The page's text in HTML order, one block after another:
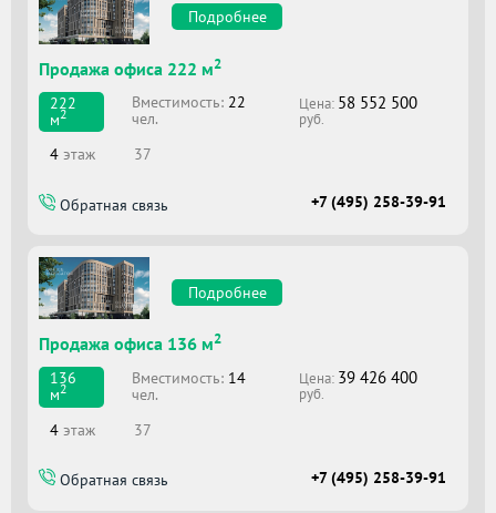
Подробнее
Продажа офиса 222 м2
222
м2
Вместимоcть: 22
чел.
Цена: 58 552 500
руб.
4 этаж 37
Обратная связь +7 (495) 258-39-91
Подробнее
Продажа офиса 136 м2
136
м2
Вместимоcть: 14
чел.
Цена: 39 426 400
руб.
4 этаж 37
Обратная связь +7 (495) 258-39-91